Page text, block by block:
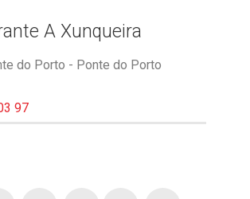
A Xunqueira
do Porto - Ponte do Porto
97